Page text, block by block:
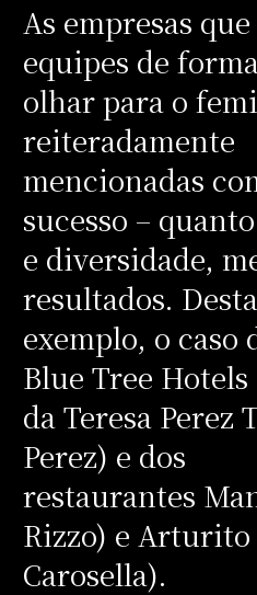
As empresas
equipes de
olhar para o
reiteradamente
mencionadas
sucesso –
e diversidade,
resultados.
exemplo, o caso
Blue Tree
da Teresa Perez
Perez) e dos
restaurantes
Rizzo) e Arturito
Carosella).